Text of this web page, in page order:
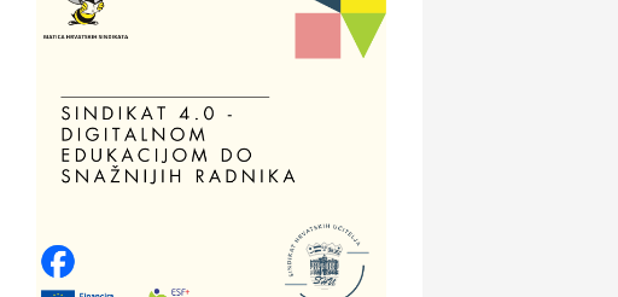
Odmor
Villa Baranja – popust na smještaj
Povoljnosti
Optika Adrialeće – online i fizičke
optike